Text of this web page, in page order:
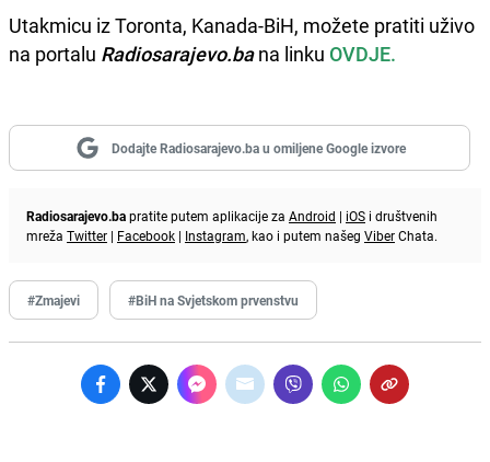
Utakmicu iz Toronta, Kanada-BiH, možete pratiti uživo
na portalu Radiosarajevo.bana linku OVDJE.
Dodajte Radiosarajevo.ba u omiljene Google izvore
Radiosarajevo.bapratite putem aplikacije za Android | iOS i društvenih
mreža Twitter | Facebook | Instagram, kao i putem našeg ViberChata.
#Zmajevi #BiH na Svjetskom prvenstvu